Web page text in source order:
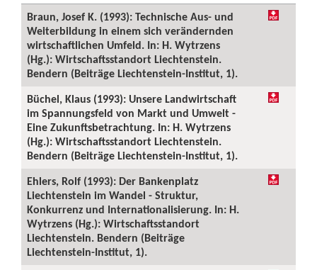
Braun, Josef K. (1993): Technische Aus- und
Weiterbildung in einem sich verändernden
wirtschaftlichen Umfeld. In: H. Wytrzens
(Hg.): Wirtschaftsstandort Liechtenstein.
Bendern (Beiträge Liechtenstein-Institut, 1).
Büchel, Klaus (1993): Unsere Landwirtschaft
im Spannungsfeld von Markt und Umwelt -
Eine Zukunftsbetrachtung. In: H. Wytrzens
(Hg.): Wirtschaftsstandort Liechtenstein.
Bendern (Beiträge Liechtenstein-Institut, 1).
Ehlers, Rolf (1993): Der Bankenplatz
Liechtenstein im Wandel - Struktur,
Konkurrenz und Internationalisierung. In: H.
Wytrzens (Hg.): Wirtschaftsstandort
Liechtenstein. Bendern (Beiträge
Liechtenstein-Institut, 1).